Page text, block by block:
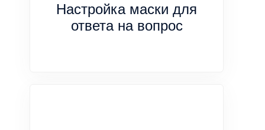
Настройка маски для
ответа на вопрос